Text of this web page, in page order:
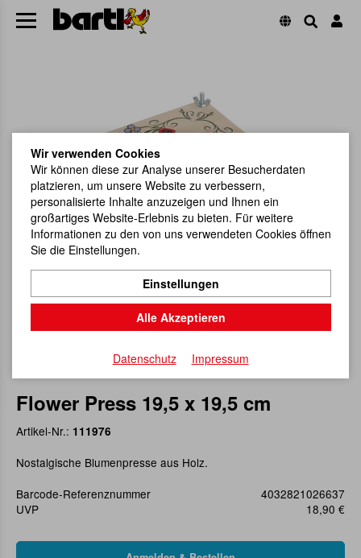
Flower Press 19,5 x 19,5 cm
Artikel-Nr.: 111976
Nostalgische Blumenpresse aus Holz.
Barcode-Referenznummer
4032821026637
UVP
18,90 €
Wir verwenden Cookies
Wir können diese zur Analyse unserer Besucherdaten
platzieren, um unsere Website zu verbessern,
personalisierte Inhalte anzuzeigen und Ihnen ein
großartiges Website-Erlebnis zu bieten. Für weitere
Informationen zu den von uns verwendeten Cookies öffnen
Sie die Einstellungen.
Einstellungen
Alle Akzeptieren
Datenschutz Impressum